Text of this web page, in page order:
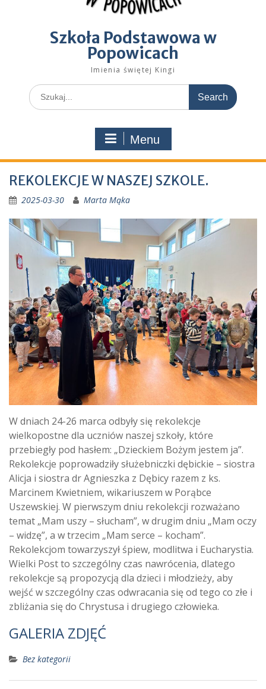
Szkoła Podstawowa w
Popowicach
Imienia świętej Kingi
Search
for:
Menu
REKOLEKCJE W NASZEJ SZKOLE.
2025-03-30 Marta Mąka
W dniach 24-26 marca odbyły się rekolekcje
wielkopostne dla uczniów naszej szkoły, które
przebiegły pod hasłem: „Dzieckiem Bożym jestem ja”.
Rekolekcje poprowadziły służebniczki dębickie – siostra
Alicja i siostra dr Agnieszka z Dębicy razem z ks.
Marcinem Kwietniem, wikariuszem w Porąbce
Uszewskiej. W pierwszym dniu rekolekcji rozważano
temat „Mam uszy – słucham”, w drugim dniu „Mam oczy
– widzę”, a w trzecim „Mam serce – kocham”.
Rekolekcjom towarzyszył śpiew, modlitwa i Eucharystia.
Wielki Post to szczególny czas nawrócenia, dlatego
rekolekcje są propozycją dla dzieci i młodzieży, aby
wejść w szczególny czas odwracania się od tego co złe i
zbliżania się do Chrystusa i drugiego człowieka.
GALERIA ZDJĘĆ
Bez kategorii